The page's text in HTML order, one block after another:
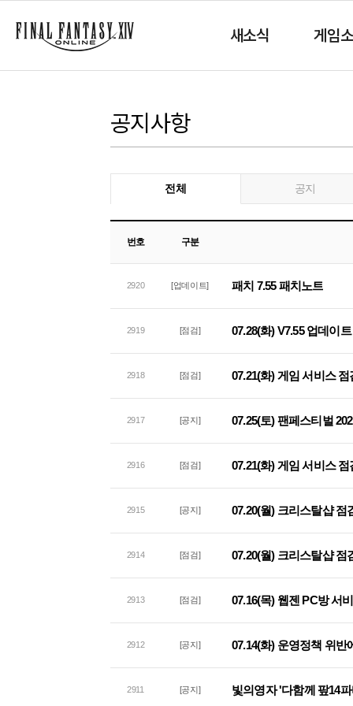
새소식 게임
공지사항
전체 공지
번호 구분
2920 [업데이트] 패치 7.55 패치노트
2919 [점검] 07.28(화) V7.55 업데이
2918 [점검] 07.21(화) 게임 서비스
2917 [공지] 07.25(토) 팬페스티벌
2916 [점검] 07.21(화) 게임 서비스 점
2915 [공지] 07.20(월) 크리스탈샵 점
2914 [점검] 07.20(월) 크리스탈샵 점
2913 [점검] 07.16(목) 웹젠 PC방 서
2912 [공지] 07.14(화) 운영정책 위반
2911 [공지] 빛의영자 '다함께 팦14